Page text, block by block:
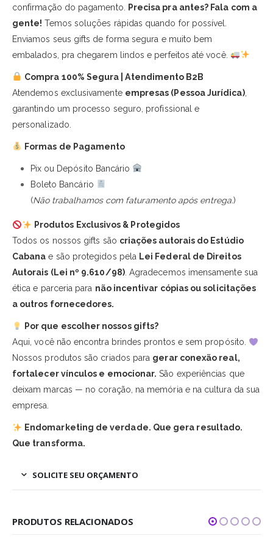
confirmação do pagamento.
Precisa pra antes? Fala com a
gente! Temos soluções rápidas quando for possível.
Enviamos seus gifts de forma segura e muito bem
embalados, pra chegarem lindos e perfeitos até você.
Compra 100% Segura | Atendimento B2B
Atendemos exclusivamente empresas (Pessoa Jurídica),
garantindo um processo seguro, profissional e
personalizado.
Formas de Pagamento
Pix ou Depósito Bancário
Boleto Bancário
(Não trabalhamos com faturamento após entrega.)
Produtos Exclusivos & Protegidos
Todos os nossos gifts são criações autorais do Estúdio
Cabana e são protegidos pela Lei Federal de Direitos
Autorais (Lei nº 9.610/98). Agradecemos imensamente sua
ética e parceria para não incentivar cópias ou solicitações
a outros fornecedores.
Por que escolher nossos gifts?
Aqui, você não encontra brindes prontos e sem propósito.
Nossos produtos são criados para gerar conexão real,
fortalecer vínculos e emocionar. São experiências que
deixam marcas — no coração, na memória e na cultura da sua
empresa.
Endomarketing de verdade. Que gera resultado.
Que transforma.
SOLICITE SEU ORÇAMENTO
PRODUTOS RELACIONADOS